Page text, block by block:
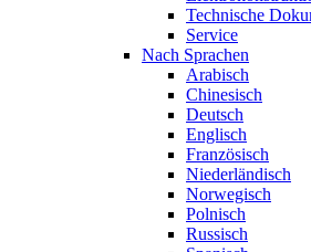
Technische
Service
Nach Sprachen
Arabisch
Chinesisch
Deutsch
Englisch
Französisch
Niederländisch
Norwegisch
Polnisch
Russisch